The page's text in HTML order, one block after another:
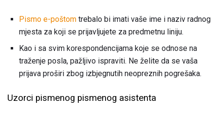
Pismo e-poštom trebalo bi imati vaše ime i naziv radnog
mjesta za koji se prijavljujete za predmetnu liniju.
Kao i sa svim korespondencijama koje se odnose na
traženje posla, pažljivo ispraviti. Ne želite da se vaša
prijava proširi zbog izbjegnutih neopreznih pogrešaka.
Uzorci pismenog pismenog asistenta